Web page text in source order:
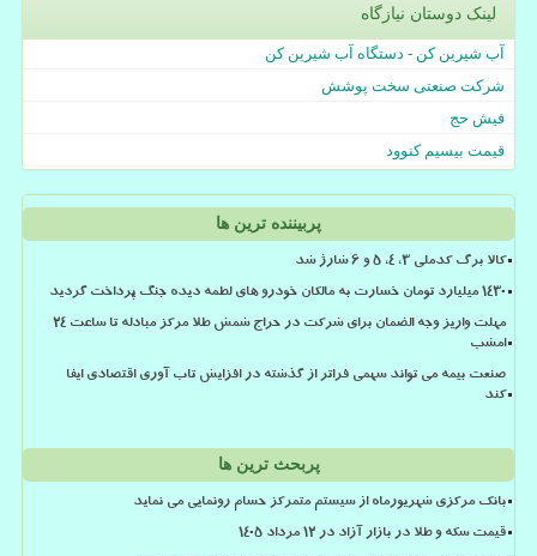
لینک دوستان نیازگاه
آب شیرین کن - دستگاه آب شیرین کن
شرکت صنعتی سخت پوشش
فیش حج
قیمت بیسیم کنوود
پربیننده ترین ها
کالا برگ کدملی 3، 4، 5 و 6 شارژ شد
۱۴۳۰ میلیارد تومان خسارت به مالکان خودرو های لطمه دیده جنگ پرداخت گردید
مهلت واریز وجه الضمان برای شرکت در حراج شمش طلا مرکز مبادله تا ساعت ۲۴
امشب
صنعت بیمه می تواند سهمی فراتر از گذشته در افزایش تاب آوری اقتصادی ایفا
کند
پربحث ترین ها
بانک مرکزی شهریورماه از سیستم متمرکز حسام رونمایی می نماید
قیمت سکه و طلا در بازار آزاد در ۱۲ مرداد ۱۴۰۵